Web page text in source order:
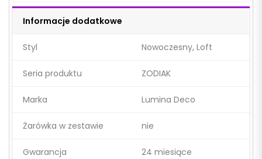
Informacje dodatkowe
Styl Nowoczesny, Loft
Seria produktu ZODIAK
Marka Lumina Deco
Żarówka w zestawie nie
Gwarancja 24 miesiące